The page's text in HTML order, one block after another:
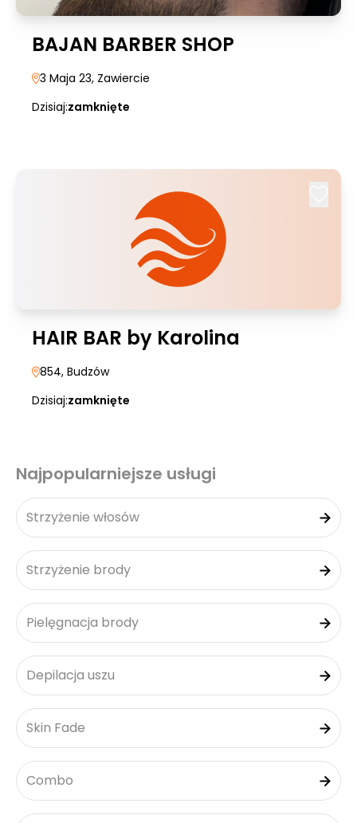
BAJAN BARBER SHOP
3 Maja 23, Zawiercie
Dzisiaj:zamknięte
HAIR BAR by Karolina
854, Budzów
Dzisiaj:zamknięte
Najpopularniejsze usługi
Strzyżenie włosów
Strzyżenie brody
Pielęgnacja brody
Depilacja uszu
Skin Fade
Combo